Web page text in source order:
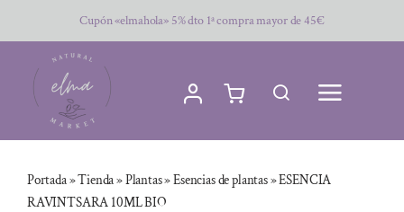
al
contenido
Cupón «elmahola» 5% dto 1ª compra mayor de 45€
Portada»Tienda»Plantas»Esencias de plantas»ESENCIA
RAVINTSARA 10ML BIO